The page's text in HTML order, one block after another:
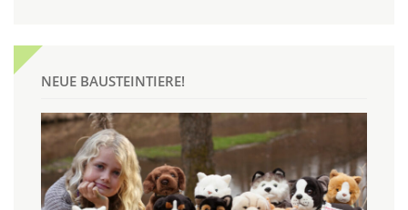
NEUE BAUSTEINTIERE!